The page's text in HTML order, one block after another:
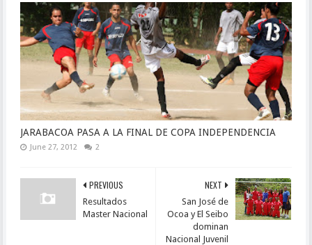
JARABACOA PASA A LA FINAL DE COPA INDEPENDENCIA
June 27, 2012 2
NEXT
San José de
Ocoa y El Seibo
dominan
Nacional Juvenil
PREVIOUS
Resultados
Master Nacional